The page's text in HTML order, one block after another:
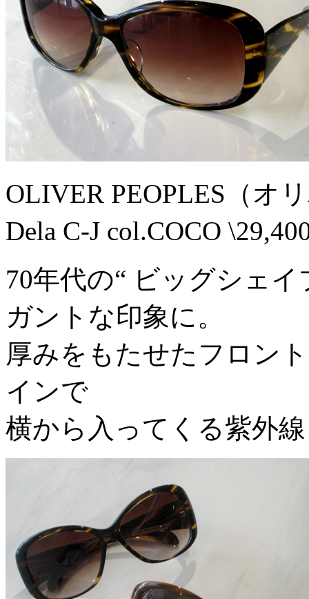
OLIVER PEOPLES（オ
Dela C-J col.COCO
70年代の“ ビッグシェ
ガントな印象に。
厚みをもたせたフロン
インで
横から入ってくる紫外